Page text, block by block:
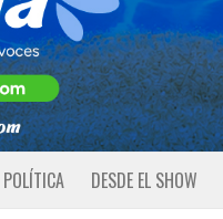
POLÍTICA DESDE EL SHOW